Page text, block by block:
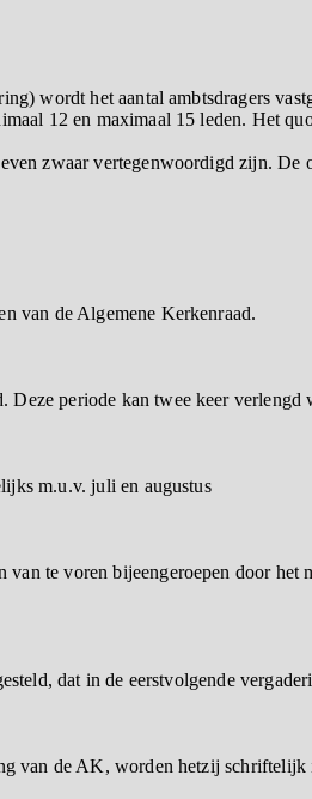
wordt het aantal ambtsdragers
12 en maximaal 15 leden. Het
zwaar vertegenwoordigd zijn.
van de Algemene Kerkenraad.
periode kan twee keer
m.u.v. juli en augustus
te voren bijeengeroepen door het
dat in de eerstvolgende
van de AK, worden hetzij